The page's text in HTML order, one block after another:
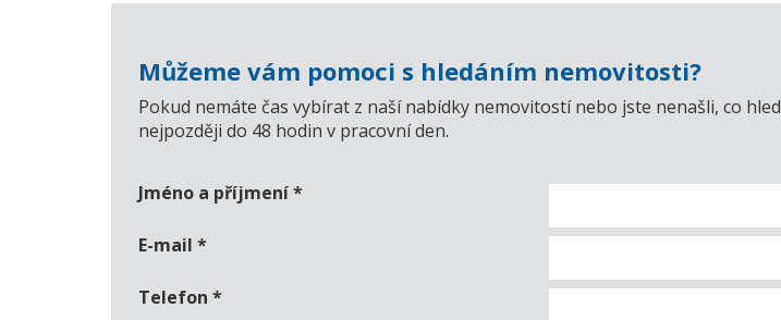
Můžeme vám pomoci s hledáním nemovitosti?
Pokud nemáte čas vybírat z naší nabídky nemovitostí nebo jste nenašli, co
nejpozději do 48 hodin v pracovní den.
Jméno a příjmení*
E-mail *
Telefon *